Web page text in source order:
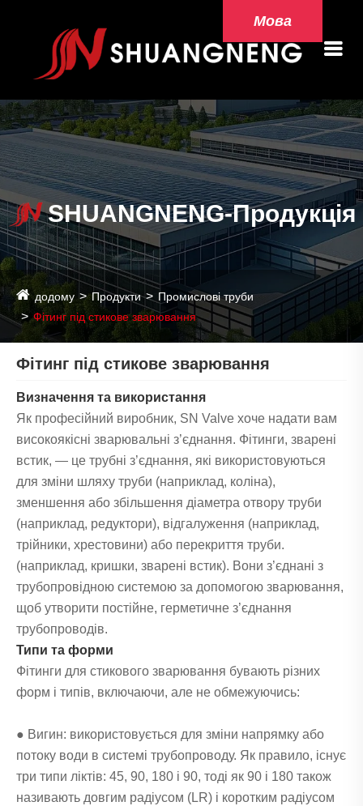
Мова
SHUANGNENG-Продукція
додому Продукти
Промислові труби
Фітинг під стикове зварювання
Фітинг під стикове зварювання
Визначення та використання
Як професійний виробник, SN Valve хоче надати вам
високоякісні зварювальні з’єднання. Фітинги, зварені
встик, — це трубні з’єднання, які використовуються
для зміни шляху труби (наприклад, коліна),
зменшення або збільшення діаметра отвору труби
(наприклад, редуктори), відгалуження (наприклад,
трійники, хрестовини) або перекриття труби.
(наприклад, кришки, зварені встик). Вони з’єднані з
трубопровідною системою за допомогою зварювання,
щоб утворити постійне, герметичне з’єднання
трубопроводів.
Типи та форми
Фітинги для стикового зварювання бувають різних
форм і типів, включаючи, але не обмежуючись:
● Вигин: використовується для зміни напрямку або
потоку води в системі трубопроводу. Як правило, існує
три типи ліктів: 45, 90, 180 і 90, тоді як 90 і 180 також
називають довгим радіусом (LR) і коротким радіусом